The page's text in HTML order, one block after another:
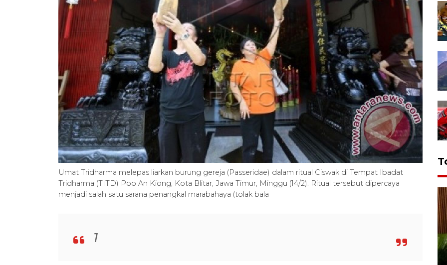
Umat Tridharma melepas liarkan burung gereja (Passeridae) dalam ritual Ciswak di Tempat Ibadat
Tridharma (TITD) Poo An Kiong, Kota Blitar, Jawa Timur, Minggu (14/2). Ritual tersebut dipercaya
menjadi salah satu sarana penangkal marabahaya (tolak bala
1